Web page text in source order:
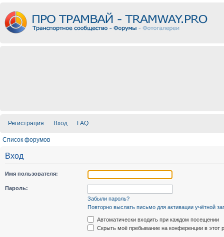
Регистрация Вход FAQ
Список форумов
Вход
Имя пользователя:
Пароль:
Забыли пароль?
Повторно выслать письмо для активации учётной
Автоматически входить при каждом посещении
Скрыть моё пребывание на конференции в этот